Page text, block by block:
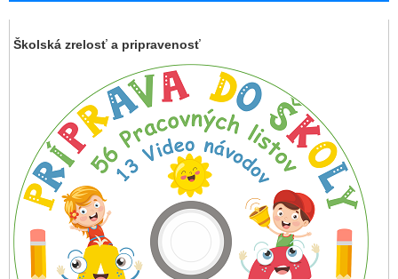
Školská zrelosť a pripravenosť